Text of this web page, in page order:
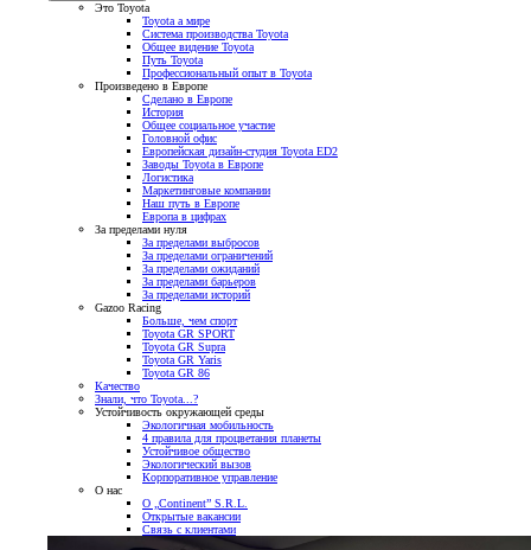
Это Toyota
Toyota а мире
Система производства Toyota
Общее видение Toyota
Путь Toyota
Профессиональный опыт в Toyota
Произведено в Европе
Сделано в Европе
История
Общее социальное участие
Головной офис
Европейская дизайн-студия Toyota ED2
Заводы Toyota в Европе
Логистика
Маркетинговые компании
Наш путь в Европе
Европа в цифрах
За пределами нуля
За пределами выбросов
За пределами ограничений
За пределами ожиданий
За пределами барьеров
За пределами историй
Gazoo Racing
Больше, чем спорт
Toyota GR SPORT
Toyota GR Supra
Toyota GR Yaris
Toyota GR 86
Качество
Знали, что Toyota...?
Устойчивость окружающей среды
Экологичная мобильность
4 правила для процветания планеты
Устойчивое общество
Экологический вызов
Корпоративное управление
О нас
О „Continent” S.R.L.
Открытые вакансии
Связь с клиентами